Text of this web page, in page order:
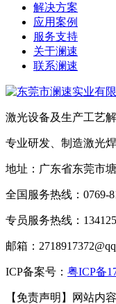
解决方案
应用案例
服务支持
关于澜速
联系澜速
激光设备及生产工艺
专业研发、制造激光
地址：广东省东莞市
全国服务热线：0769-
专员服务热线：
邮箱：
ICP备案号： 粤ICP备
【免责声明】网站内